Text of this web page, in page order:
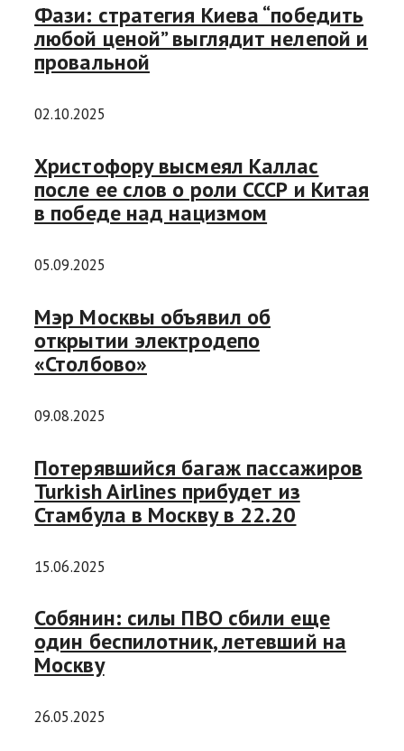
Фази: стратегия Киева “победить
любой ценой” выглядит нелепой и
провальной
02.10.2025
Христофору высмеял Каллас
после ее слов о роли СССР и Китая
в победе над нацизмом
05.09.2025
Мэр Москвы объявил об
открытии электродепо
«Столбово»
09.08.2025
Потерявшийся багаж пассажиров
Turkish Airlines прибудет из
Стамбула в Москву в 22.20
15.06.2025
Собянин: силы ПВО сбили еще
один беспилотник, летевший на
Москву
26.05.2025